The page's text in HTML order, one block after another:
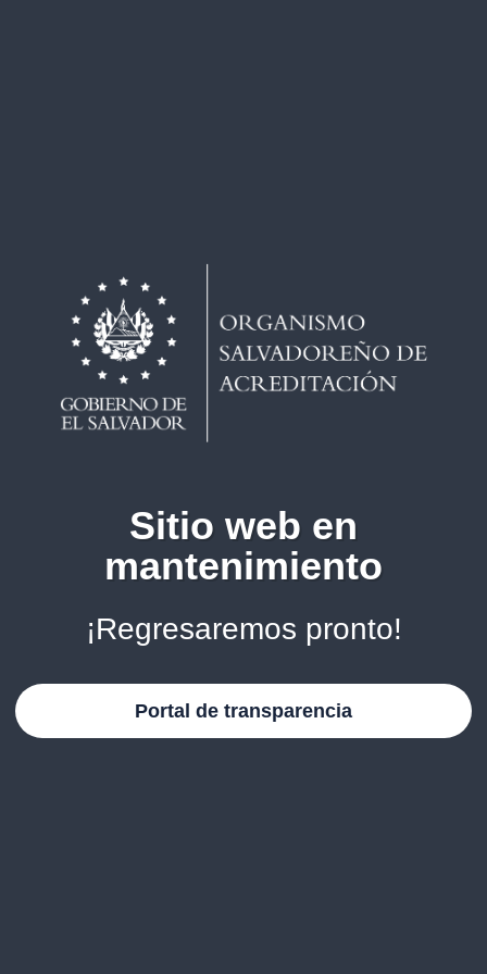
Sitio web en
mantenimiento
¡Regresaremos pronto!
Portal de transparencia